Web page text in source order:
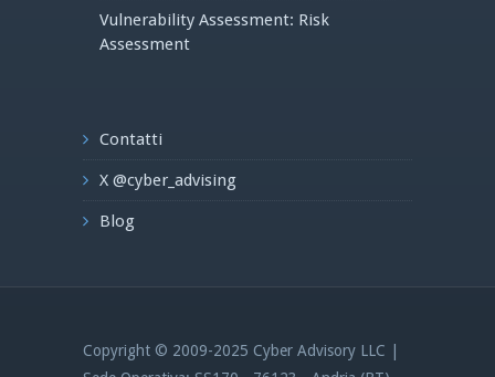
Vulnerability Assessment: Risk
Assessment
Contatti
X @cyber_advising
Blog
Copyright © 2009-2025 Cyber Advisory LLC |